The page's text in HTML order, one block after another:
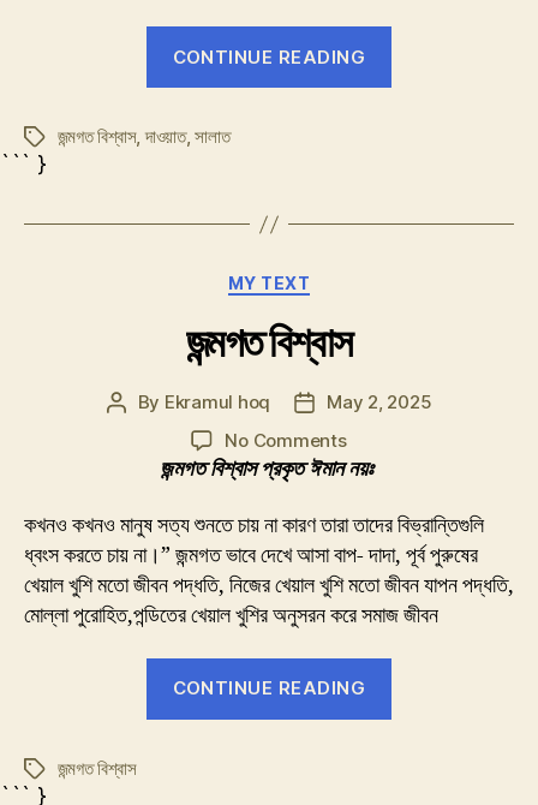
CONTINUE READING
Tagsজন্মগত বিশ্বাস, দাওয়াত,সালাত
``` }
Categories
MY TEXT
জন্মগত বিশ্বাস
Post
By Ekramul hoq
PostMay 2, 2025
No Commentson
জন্মগত
জন্মগত বিশ্বাস প্রকৃত ঈমান নয়ঃ
কখনও কখনও মানুষ সত্য শুনতে চায় না কারণ তারা তাদের বিভ্রান্তিগুলি
ধ্বংস করতে চায় না।” জন্মগত ভাবে দেখে আসা বাপ- দাদা, পূর্ব পুরুষের
খেয়াল খুশি মতো জীবন পদ্ধতি, নিজের খেয়াল খুশি মতো জীবন যাপন পদ্ধতি,
মোল্লা পুরোহিত,পন্ডিতের খেয়াল খুশির অনুসরন করে সমাজ জীবন
CONTINUE READING
Tagsজন্মগত বিশ্বাস
``` }